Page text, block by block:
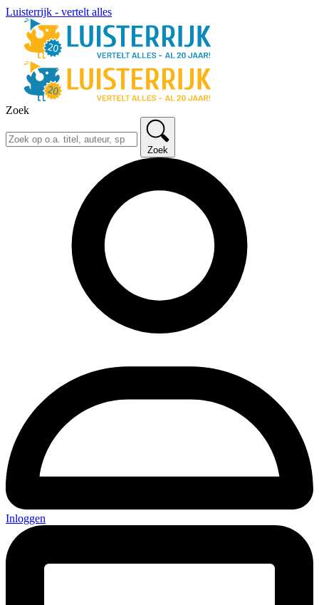
Luisterrijk - vertelt alles
Zoek
Zoek
Inloggen